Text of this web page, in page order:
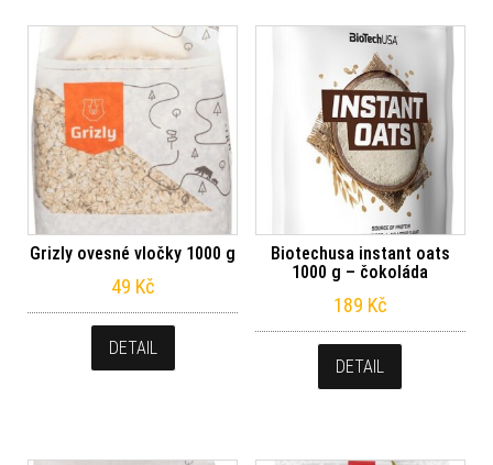
Grizly ovesné vločky 1000 g
49 Kč
DETAIL
Biotechusa instant oats
1000 g – čokoláda
189 Kč
DETAIL